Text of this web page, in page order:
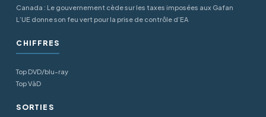
Canada : Le gouvernement cède sur les taxes imposées aux Gafan
L’UE donne son feu vert pour la prise de contrôle d’EA
CHIFFRES
Top DVD/blu-ray
Top VàD
SORTIES